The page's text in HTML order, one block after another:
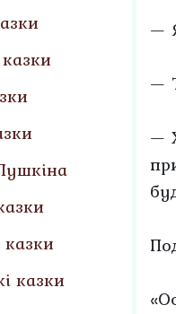
казки
—
—
—